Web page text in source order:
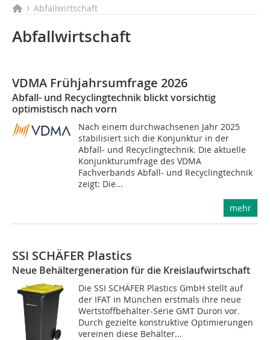
Abfallwirtschaft
Abfallwirtschaft
VDMA Frühjahrsumfrage 2026
Abfall- und Recyclingtechnik blickt vorsichtig
optimistisch nach vorn
Nach einem durchwachsenen Jahr 2025
stabilisiert sich die Konjunktur in der
Abfall- und Recyclingtechnik. Die aktuelle
Konjunkturumfrage des VDMA
Fachverbands Abfall- und Recyclingtechnik
zeigt: Die...
mehr
SSI SCHÄFER Plastics
Neue Behältergeneration für die Kreislaufwirtschaft
Die SSI SCHÄFER Plastics GmbH stellt auf
der IFAT in München erstmals ihre neue
Wertstoffbehälter-Serie GMT Duron vor.
Durch gezielte konstruktive Optimierungen
vereinen diese Behälter...